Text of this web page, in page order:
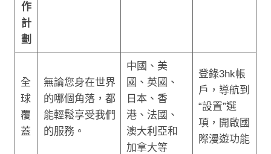
作
計
劃
全
球
覆
蓋
無論您身在世界
的哪個角落，都
能輕鬆享受我們
的服務。
中國、美
國、英國、
日本、香
港、法國、
澳大利亞和
加拿大等
登錄3hk帳
戶，導航到
“設置”選
項，開啟國
際漫遊功能